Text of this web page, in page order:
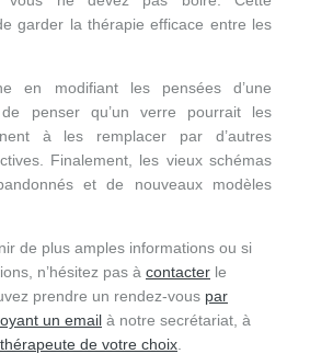
garder la thérapie efficace entre les
en modifiant les pensées d’une
penser qu’un verre pourrait les
à les remplacer par d’autres
Finalement, les vieux schémas
et de nouveaux modèles
de plus amples informations ou si
n’hésitez pas à contacter le
prendre un rendez-vous par
un email à notre secrétariat, à
de votre choix